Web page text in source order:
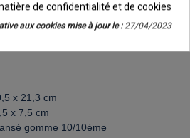
de pharmacie, avec le bel
prévu sur la face extérieure. Ce
x 21,3 cm
x 7,5 cm
gomme 10/10ème
de confidentialité et de cookies
aux cookies mise à jour le :27/04/2023